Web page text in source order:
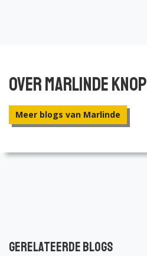
Over Marlinde Knop
Meer blogs van Marlinde
Gerelateerde blogs